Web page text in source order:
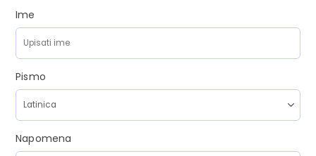
Ime
Pismo
Napomena